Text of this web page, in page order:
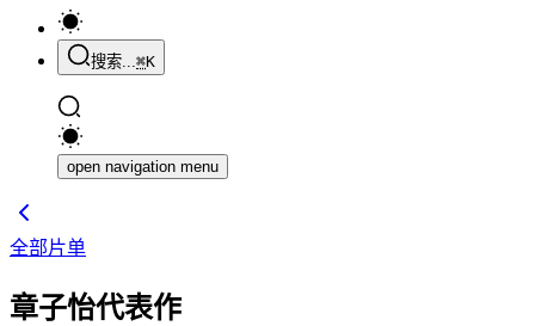
搜索...⌘K
open navigation menu
全部片单
章子怡代表作